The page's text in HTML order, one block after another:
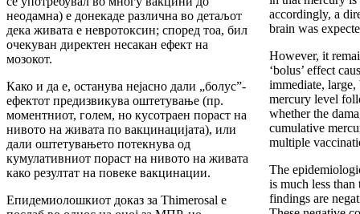
неодамна) е донекаде различна во детаљот
дека живата е невротоксин; според тоа, бил
очекуван директен несакан ефект на
мозокот.
Како и да е, останува нејасно дали „болус”-
ефектот предизвикува оштетување (пр.
моментниот, голем, но кусотраен пораст на
нивото на живата по вакцинацијата), или
дали оштетувањето потекнува од
кумулативниот пораст на нивото на живата
како резултат на повеке вакцинации.
Епидемиолошкиот доказ за Thimerosal е
accordingly, a
brain was
However, it
‘bolus’ effect
immediate,
mercury level
whether the
cumulative
multiple
The
is much less
findings are